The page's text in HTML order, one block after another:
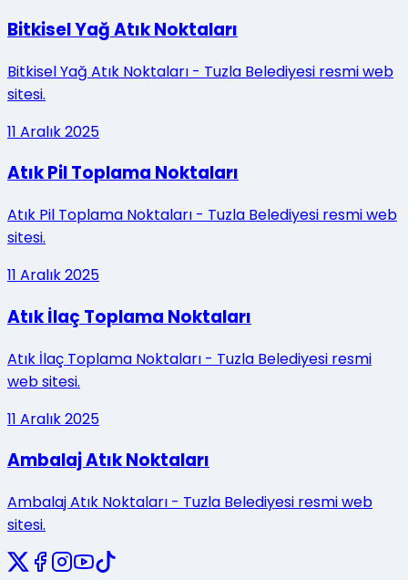
Bitkisel Yağ Atık Noktaları
Bitkisel Yağ Atık Noktaları - Tuzla Belediyesi resmi web
sitesi.
11 Aralık2025
Atık Pil Toplama Noktaları
Atık Pil Toplama Noktaları - Tuzla Belediyesi resmi web
sitesi.
11 Aralık2025
Atık İlaç Toplama Noktaları
Atık İlaç Toplama Noktaları - Tuzla Belediyesi resmi
web sitesi.
11 Aralık2025
Ambalaj Atık Noktaları
Ambalaj Atık Noktaları - Tuzla Belediyesi resmi web
sitesi.